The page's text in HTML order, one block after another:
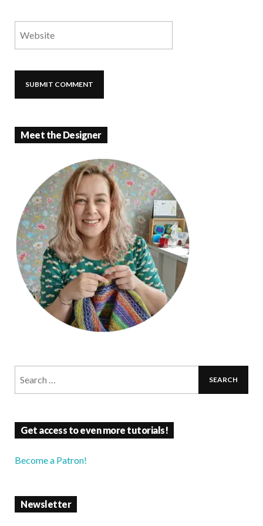
Meet the Designer
Get access to even more tutorials!
Become a Patron!
Newsletter